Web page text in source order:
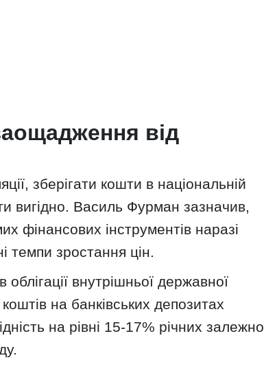
від
зберігати кошти в національній
вигідно. Василь Фурман зазначив,
фінансових інструментів наразі
темпи зростання цін.
внутрішньої державної
на банківських депозитах
на рівні 15-17% річних залежно